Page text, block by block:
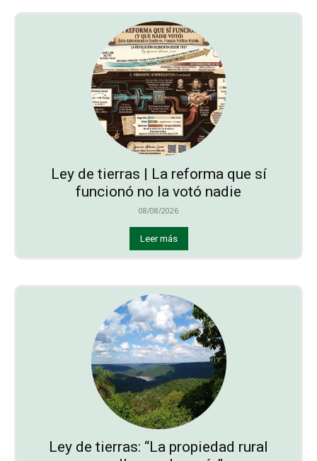
Ley de tierras | La reforma que sí
funcionó no la votó nadie
08/08/2026
Leer más
Ley de tierras: “La propiedad rural